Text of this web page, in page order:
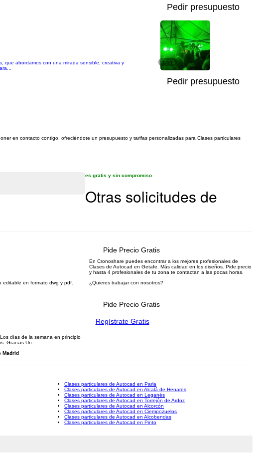
Pedir presupuesto
que abordamos con una mirada sensible, creativa y
1/31
Pedir presupuesto
en contacto contigo, ofreciéndote un presupuesto y tarifas personalizadas para Clases particulares
es gratis y sin compromiso
Otras solicitudes de
editable en formato dwg y pdf.
Pide Precio Gratis
días de la semana en principio
Gracias Un...
Pide Precio Gratis
Madrid
Clases particulares de Autocad en Parla
Clases particulares de Autocad en Alcalá de Henares
Clases particulares de Autocad en Leganés
Clases particulares de Autocad en Torrejón de Ardoz
Clases particulares de Autocad en Alcorcón
Clases particulares de Autocad en Ciempozuelos
Clases particulares de Autocad en Alcobendas
Clases particulares de Autocad en Pinto
En Cronoshare puedes encontrar a los mejores profesionales de
Clases de Autocad en Getafe. Más calidad en los diseños. Pide precio
y hasta 4 profesionales de tu zona te contactan a las pocas horas.
¿Quieres trabajar con nosotros?
Regístrate Gratis